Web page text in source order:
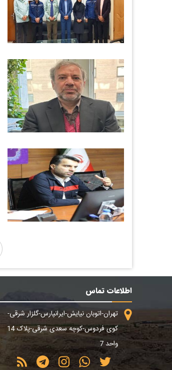
اطلاعات تماس
تهران-اتوبان نیایش-ایرانپارس-گلزار شرقی-
کوی فردوس-کوچه سعدی شرقی-پلاک 14
واحد 7